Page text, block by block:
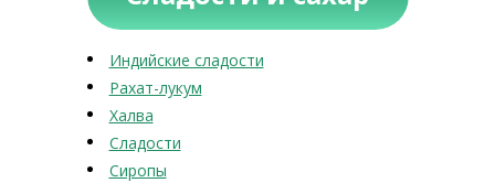
Индийские сладости
Рахат-лукум
Халва
Сладости
Сиропы